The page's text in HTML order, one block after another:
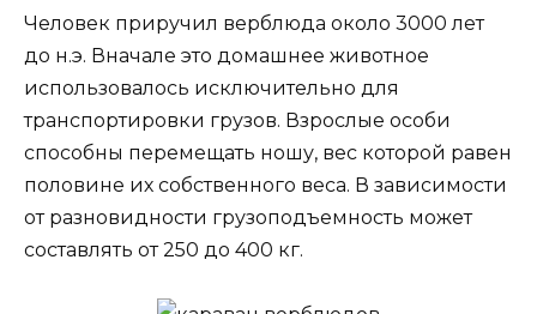
Человек приручил верблюда около 3000 лет
до н.э. Вначале это домашнее животное
использовалось исключительно для
транспортировки грузов. Взрослые особи
способны перемещать ношу, вес которой равен
половине их собственного веса. В зависимости
от разновидности грузоподъемность может
составлять от 250 до 400 кг.